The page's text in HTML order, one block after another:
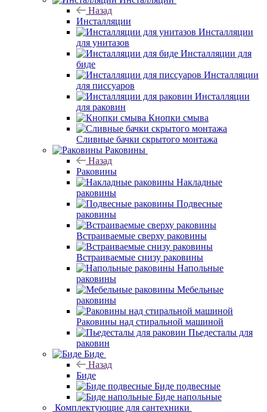
Назад
Инсталляции
Инсталляции
для унитазов
Инсталляции для
биде
Инсталляции
для писсуаров
Инсталляции
для раковин
Кнопки смыва
Сливные бачки скрытого монтажа
Раковины
Назад
Раковины
Накладные
раковины
Подвесные
раковины
Встраиваемые сверху раковины
Встраиваемые снизу раковины
Напольные
раковины
Мебельные
раковины
Раковины над стиральной машиной
Пьедесталы для
раковин
Биде
Назад
Биде
Биде подвесные
Биде напольные